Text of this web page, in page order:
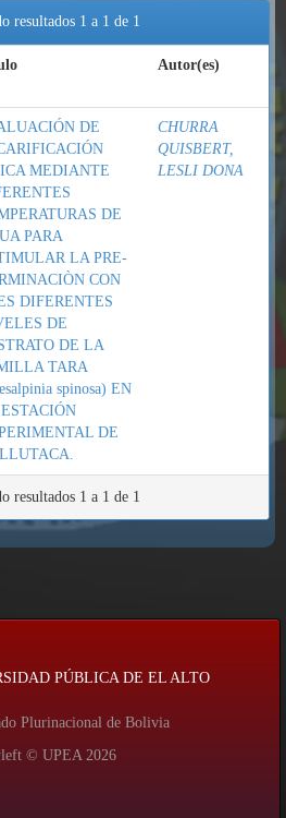
resultados 1 a 1 de 1
Autor(es)
DE
MEDIANTE
DE
PARA
LA PRE-
CON
DIFERENTES
DE
DE LA
TARA
spinosa) EN
DE
CHURRA
QUISBERT,
LESLI DONA
resultados 1 a 1 de 1
PÚBLICA DE EL ALTO
Plurinacional de Bolivia
© UPEA 2026